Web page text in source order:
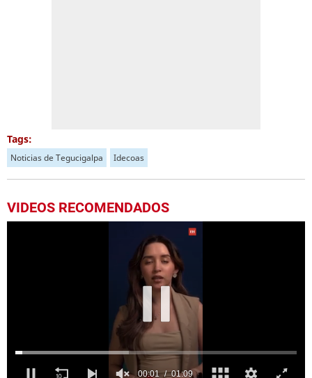
Tags:
Noticias de Tegucigalpa Idecoas
VIDEOS RECOMENDADOS